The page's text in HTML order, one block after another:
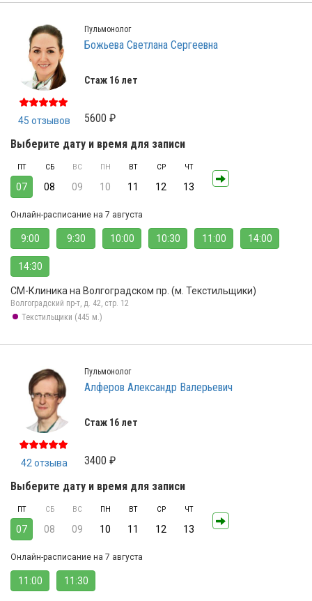
45 отзывов
Пульмонолог
Божьева Светлана Сергеевна
Стаж 16 лет
5600 ₽
Выберите дату и время для записи
ПТ
07
СБ
08
ВС
09
ПН
10
ВТ
11
СР
12
ЧТ
13
Онлайн-расписание на 7 августа
9:00 9:30 10:00 10:30 11:00 14:00
14:30
СМ-Клиника на Волгоградском пр. (м. Текстильщики)
Волгоградский пр-т, д. 42, стр. 12
Текстильщики (445 м.)
42 отзыва
Пульмонолог
Алферов Александр Валерьевич
Стаж 16 лет
3400 ₽
Выберите дату и время для записи
ПТ
07
СБ
08
ВС
09
ПН
10
ВТ
11
СР
12
ЧТ
13
Онлайн-расписание на 7 августа
11:00 11:30